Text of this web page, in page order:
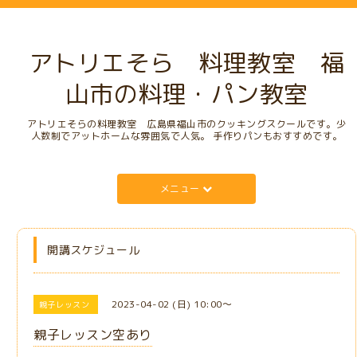
アトリエそら 料理教室 福
山市の料理・パン教室
アトリエそらの料理教室 広島県福山市のクッキングスクールです。少
人数制でアットホームな雰囲気で人気。 手作りパンもおすすめです。
メニュー
開講スケジュール
親子レッスン 2023-04-02 (日) 10:00～
親子レッスン空あり